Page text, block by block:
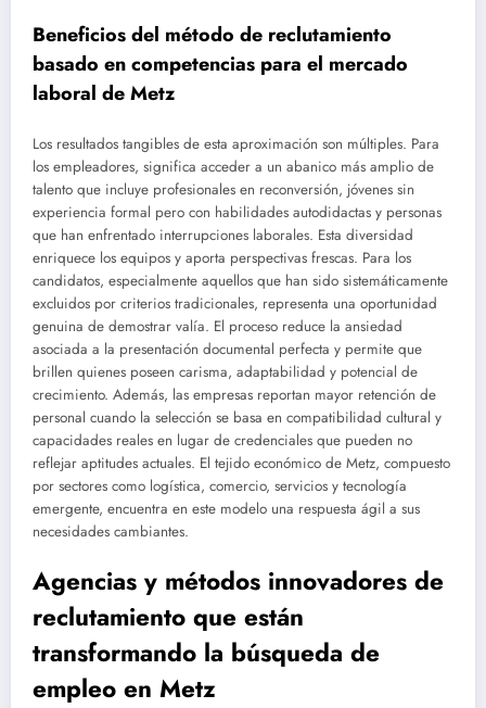
Beneficios del método de reclutamiento
basado en competencias para el mercado
laboral de Metz
Los resultados tangibles de esta aproximación son múltiples. Para
los empleadores, significa acceder a un abanico más amplio de
talento que incluye profesionales en reconversión, jóvenes sin
experiencia formal pero con habilidades autodidactas y personas
que han enfrentado interrupciones laborales. Esta diversidad
enriquece los equipos y aporta perspectivas frescas. Para los
candidatos, especialmente aquellos que han sido sistemáticamente
excluidos por criterios tradicionales, representa una oportunidad
genuina de demostrar valía. El proceso reduce la ansiedad
asociada a la presentación documental perfecta y permite que
brillen quienes poseen carisma, adaptabilidad y potencial de
crecimiento. Además, las empresas reportan mayor retención de
personal cuando la selección se basa en compatibilidad cultural y
capacidades reales en lugar de credenciales que pueden no
reflejar aptitudes actuales. El tejido económico de Metz, compuesto
por sectores como logística, comercio, servicios y tecnología
emergente, encuentra en este modelo una respuesta ágil a sus
necesidades cambiantes.
Agencias y métodos innovadores de
reclutamiento que están
transformando la búsqueda de
empleo en Metz